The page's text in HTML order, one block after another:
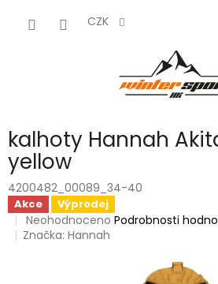
CZK
kalhoty Hannah
yellow
4200482_00089_34-40
Akce Výprodej
Průměrné
hodnocení
Neohodnoceno Podrobnosti
Značka:Hannah